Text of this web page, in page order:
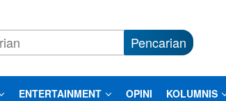
Pencarian
ENTERTAINMENT OPINI KOLUMNIS